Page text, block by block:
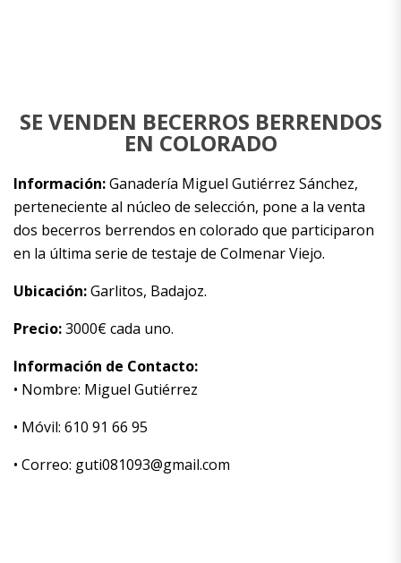
SE VENDEN BECERROS BERRENDOS
EN COLORADO
Información:Ganadería Miguel Gutiérrez Sánchez,
perteneciente al núcleo de selección, pone a la venta
dos becerros berrendos en colorado que participaron
en la última serie de testaje de Colmenar Viejo.
Ubicación:Garlitos, Badajoz.
Precio:3000€ cada uno.
Información de Contacto:
• Nombre: Miguel Gutiérrez
• Móvil: 610 91 66 95
• Correo: guti081093@gmail.com